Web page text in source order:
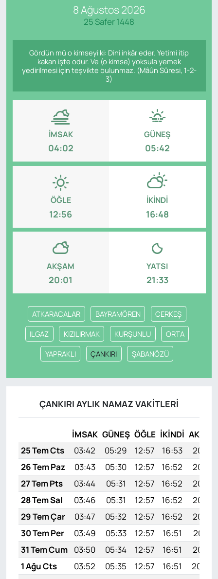
8 Ağustos 2026
25 Safer 1448
Gördün mü o kimseyi ki: Dini inkâr eder. Yetimi itip
kakan işte odur. Ve (o kimse) yoksula yemek
yedirilmesi için teşvikte bulunmaz. (Mâûn Sûresi, 1-2-
3)
İMSAK
04:02
GÜNEŞ
05:42
ÖĞLE
12:56
İKINDI
16:48
AKŞAM
20:01
YATSI
21:33
ATKARACALAR BAYRAMÖREN CERKEŞ
ILGAZ KIZILIRMAK KURŞUNLU ORTA
YAPRAKLI ÇANKIRI ŞABANÖZÜ
ÇANKIRI AYLIK NAMAZ VAKITLERI
İMSAK GÜNEŞ ÖĞLE İKINDI AKŞAM
25 Tem Cts
03:42 05:29 12:57 16:53
20:15
26 Tem Paz
03:43 05:30 12:57 16:52
20:15
27 Tem Pts
03:44 05:31 12:57 16:52
20:14
28 Tem Sal
03:46 05:31 12:57 16:52
20:13
29 Tem Çar
03:47 05:32 12:57 16:52
20:12
30 Tem Per
03:49 05:33 12:57 16:51
20:11
31 Tem Cum
03:50 05:34 12:57 16:51
20:10
1 Ağu Cts
03:52 05:35 12:57 16:51
20:09